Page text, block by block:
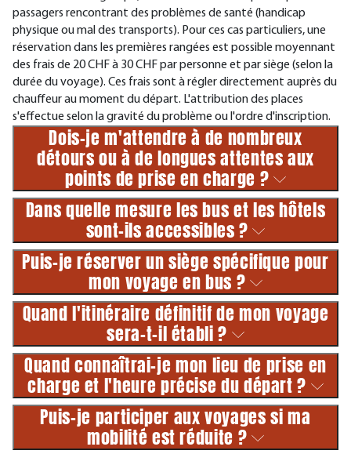
passagers rencontrant des problèmes de santé (handicap
physique ou mal des transports). Pour ces cas particuliers, une
réservation dans les premières rangées est possible moyennant
des frais de 20 CHF à 30 CHF par personne et par siège (selon la
durée du voyage). Ces frais sont à régler directement auprès du
chauffeur au moment du départ. L'attribution des places
s'effectue selon la gravité du problème ou l'ordre d'inscription.
Dois-je m'attendre à de nombreux
détours ou à de longues attentes aux
points de prise en charge ?
Dans quelle mesure les bus et les hôtels
sont-ils accessibles ?
Puis-je réserver un siège spécifique pour
mon voyage en bus ?
Quand l'itinéraire définitif de mon voyage
sera-t-il établi ?
Quand connaîtrai-je mon lieu de prise en
charge et l'heure précise du départ ?
Puis-je participer aux voyages si ma
mobilité est réduite ?